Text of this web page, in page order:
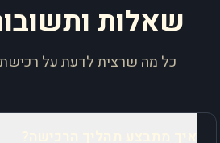
שאלות
כל מה שרצית לדעת על